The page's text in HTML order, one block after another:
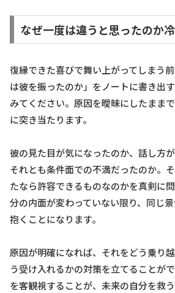
なぜ一度は違うと思ったのか
復縁できた喜びで舞い上がってしまう
は彼を振ったのか」をノートに書き出
みてください。原因を曖昧にしたまま
に突き当たります。
彼の見た目が気になったのか、話し方が
それとも条件面での不満だったのか。
たなら許容できるものなのかを真剣に
分の内面が変わっていない限り、同じ
抱くことになります。
原因が明確になれば、それをどう乗り
う受け入れるかの対策を立てることが
を客観視することが、未来の自分を救う